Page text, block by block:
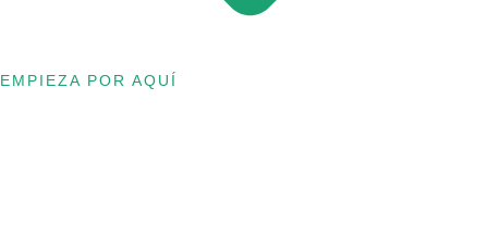
EMPIEZA POR AQUÍ